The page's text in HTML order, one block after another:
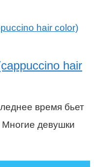
hair
время бьет
Многие девушки